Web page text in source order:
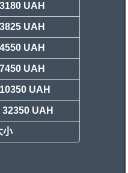
3180 UAH
3825 UAH
4550 UAH
7450 UAH
10350 UAH
32350 UAH
小